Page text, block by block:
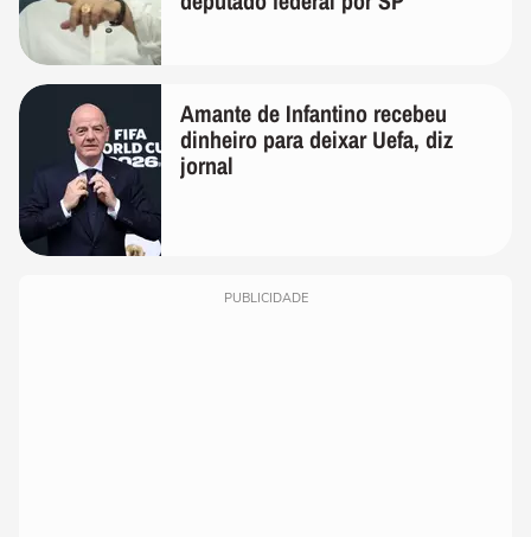
Amante de Infantino recebeu
dinheiro para deixar Uefa, diz
jornal
PUBLICIDADE